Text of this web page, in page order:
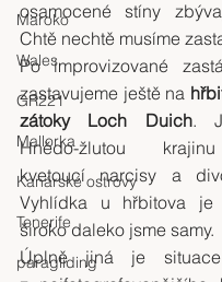
Maroko
Wales
GR221
Mallorka
Kanárské ostrovy
Tenerife
paragliding
osamocené stíny
Chtě nechtě musíme
Po improvizované
zastavujeme ještě na
zátoky Loch Duich.
Hnědo-žlutou
kvetoucí narcisy a
Vyhlídka u hřbitova je
široko daleko jsme samy.
Úplně jiná je